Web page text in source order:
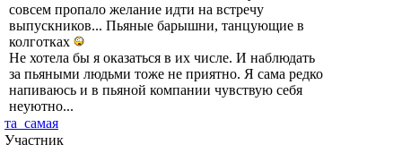
совсем пропало желание идти на встречу
выпускников... Пьяные барышни, танцующие в
колготках
Не хотела бы я оказаться в их числе. И наблюдать
за пьяными людьми тоже не приятно. Я сама редко
напиваюсь и в пьяной компании чувствую себя
неуютно...
та_самая
Участник